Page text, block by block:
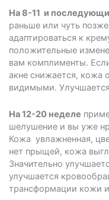
На 8-11 и
раньше или чуть
адаптироваться к
положительные
вам комплименты.
акне снижается, кожа
видимыми.
На 12-20 неделе
шелушение и вы уже
Кожа увлажненная,
нет прыщей, кожа
Значительно
улучшается
трансформации кожи